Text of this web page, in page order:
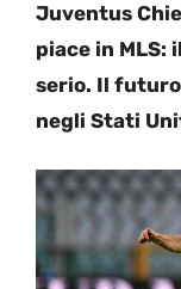
Juventus
piace in MLS:
serio. Il futuro
negli Stati